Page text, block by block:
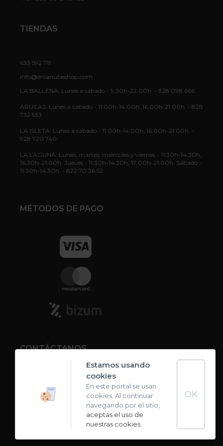
TIENDAS
633 592 711
info@enlanubeshop.com
LA BALLENA: Lunes a sábado - 9:30h-22:00h. - 928 098 666
ARUCAS: Lunes a sábado - 11:00h-14:00h, 16:00h-21:00h. - 828
732 533
LA ISLETA: Lunes a sábado - 11:00h-14:00h, 16:00h-21:00h. -
928 720 740
LA LAGUNA: Lunes, martes, miércoles y viernes - 11:30h-14:30h,
16:30h-21:00h. Jueves - 11:30h-14:30h, 17:00h-21:00h. Sábado -
11:30h-14:30h. - 822 70 36 52
MÉTODOS DE PAGO
CONTÁCTANOS
Carta de sabores
Estamos usando
cookies
En este portal se usan
cookies. Al continuar
navegando por el sitio,
aceptas el uso de
nuestras cookies.
OK